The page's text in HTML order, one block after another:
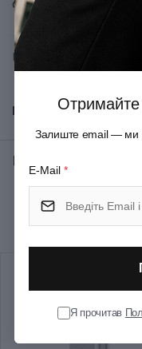
Спеціалізація
Вид леза
Матеріал руків'я/
Колір
Тип випуску товару
Показати всі
Відгуки:
Отримайте
Залиште email — ми
E-Mail *
Я прочитав